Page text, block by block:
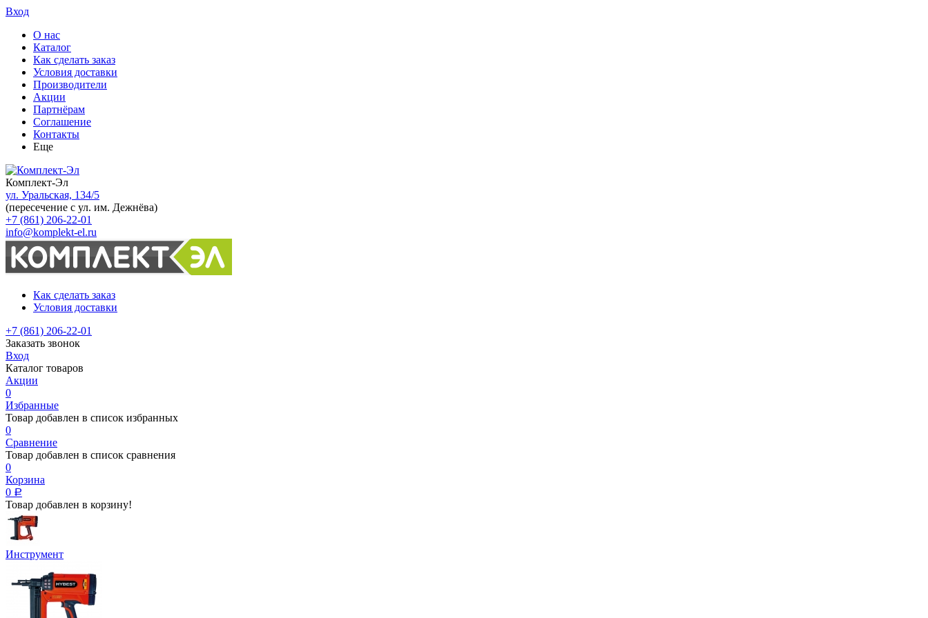
Вход
О нас
Каталог
Как сделать заказ
Условия доставки
Производители
Акции
Партнёрам
Соглашение
Контакты
Еще
Комплект-Эл
ул. Уральская, 134/5
(пересечение с ул. им. Дежнёва)
+7 (861) 206-22-01
info@komplekt-el.ru
Как сделать заказ
Условия доставки
+7 (861) 206-22-01
Заказать звонок
Вход
Каталог товаров
Акции
0
Избранные
Товар добавлен в список избранных
0
Сравнение
Товар добавлен в список сравнения
0
Корзина
0 Р
Товар добавлен в корзину!
Инструмент